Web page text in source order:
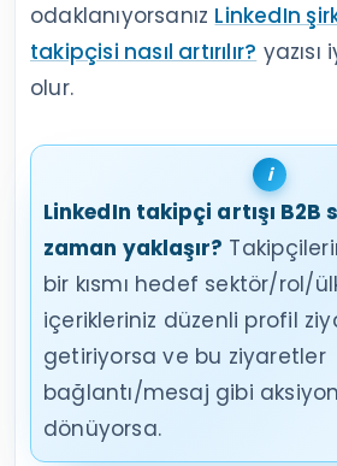
odaklanıyorsanız LinkedIn
takipçisi nasıl artırılır?
olur.
LinkedIn takipçi artışı B2B
zaman yaklaşır?
bir kısmı hedef sektör/rol/
içerikleriniz düzenli profil
getiriyorsa ve bu ziyaretler
bağlantı/mesaj gibi
dönüyorsa.